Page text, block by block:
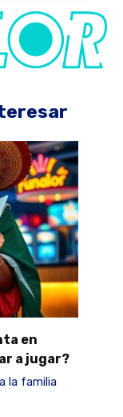
en
a jugar?
la familia